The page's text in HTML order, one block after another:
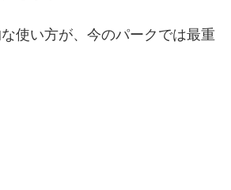
使い方が、今のパークでは最重